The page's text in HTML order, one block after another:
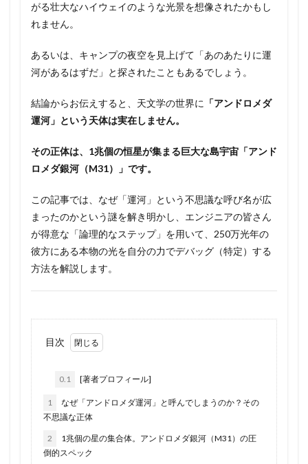
がる壮大なハイウェイのような光景を想像されたかもし
れません。
あるいは、キャンプの夜空を見上げて「あのあたりに運
河があるはずだ」と探されたこともあるでしょう。
結論からお伝えすると、天文学の世界に 「アンドロメダ
運河」という天体は実在しません。
その正体は、1兆個の恒星が集まる巨大な島宇宙「アンド
ロメダ銀河（M31）」です。
この記事では、なぜ「運河」という不思議な呼び名が広
まったのかという謎を解き明かし、エンジニアの皆さん
が得意な「論理的なステップ」を用いて、250万光年の
彼方にある本物の光を自分の力でデバッグ（特定）する
方法を解説します。
目次
0.1 [著者プロフィール]
1
なぜ「アンドロメダ運河」と呼んでしまうのか？その
不思議な正体
2
1兆個の星の集合体。アンドロメダ銀河（M31）の圧
倒的スペック